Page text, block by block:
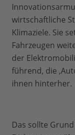
wirtschaftliche
Klimaziele. Sie
Fahrzeugen
der
führend, die
ihnen hinterher.
Das sollte